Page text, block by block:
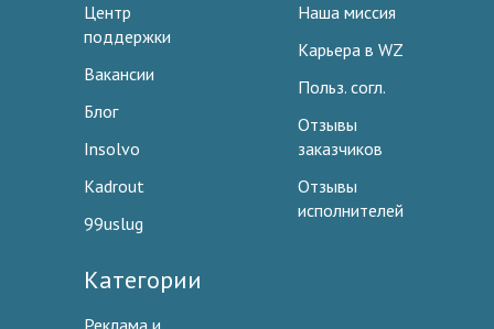
Центр
поддержки
Вакансии
Блог
Insolvo
Kadrout
99uslug
Наша миссия
Карьера в WZ
Польз. согл.
Отзывы
заказчиков
Отзывы
исполнителей
Категории